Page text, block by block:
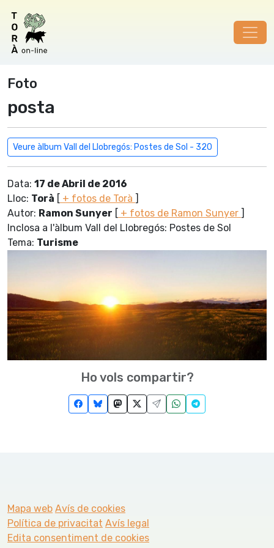
Foto
posta
Veure àlbum Vall del Llobregós: Postes de Sol - 320
Data: 17 de Abril de 2016
Lloc: Torà [ + fotos de Torà ]
Autor: Ramon Sunyer [ + fotos de Ramon Sunyer ]
Inclosa a l'àlbum Vall del Llobregós: Postes de Sol
Tema: Turisme
Ho vols compartir?
Mapa web Avís de cookies
Política de privacitat Avís legal
Edita consentiment de cookies